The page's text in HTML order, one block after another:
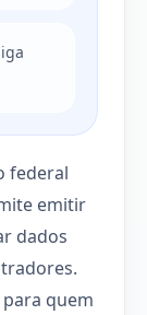
federal
emitir
dados
quem